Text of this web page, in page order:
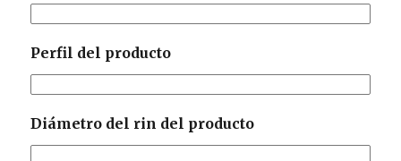
Perfil del producto
Diámetro del rin del producto